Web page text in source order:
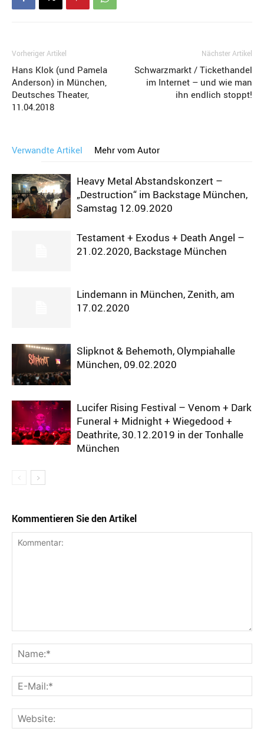
Vorheriger Artikel
Hans Klok (und Pamela
Anderson) in München,
Deutsches Theater,
11.04.2018
Nächster Artikel
Schwarzmarkt / Tickethandel
im Internet – und wie man
ihn endlich stoppt!
Verwandte Artikel Mehr vom Autor
Heavy Metal Abstandskonzert –
„Destruction“ im Backstage München,
Samstag 12.09.2020
Testament + Exodus + Death Angel –
21.02.2020, Backstage München
Lindemann in München, Zenith, am
17.02.2020
Slipknot & Behemoth, Olympiahalle
München, 09.02.2020
Lucifer Rising Festival – Venom + Dark
Funeral + Midnight + Wiegedood +
Deathrite, 30.12.2019 in der Tonhalle
München
Kommentieren Sie den Artikel